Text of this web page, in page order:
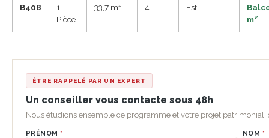
B408
1
Pièce
33,7 m² 4 Est
m²
ÊTRE RAPPELÉ PAR UN EXPERT
Un conseiller vous contacte sous 48h
Nous étudions ensemble ce programme et votre projet patrimonial,
PRÉNOM* NOM *